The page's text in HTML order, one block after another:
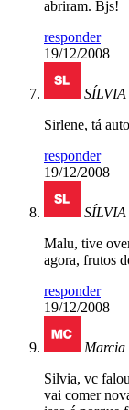
abriram. Bjs!
responder
19/12/2008
Sirlene, tá
responder
19/12/2008
Malu, tive
agora, frutos
responder
19/12/2008
Marcia
Silvia, vc
vai comer